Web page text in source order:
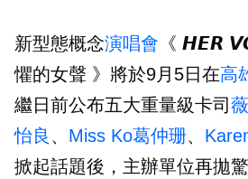
新型態概念演唱會 《 𝙃𝙀𝙍
懼的女聲 》將於9月5日在高
繼日前公布五大重量級卡司
怡良 、 Miss Ko葛仲珊、
掀起話題後，主辦單位再拋